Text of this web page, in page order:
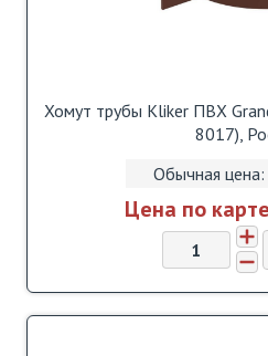
Хомут трубы Kliker ПВХ
8017),
Обычная цена:
Цена по